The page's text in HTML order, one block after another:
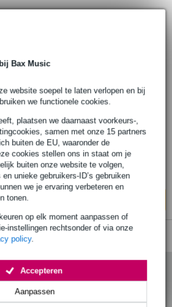
Bax Music
website soepel te laten verlopen en bij
we functionele cookies.
plaatsen we daarnaast voorkeurs-,
samen met onze 15 partners
buiten de EU, waaronder de
cookies stellen ons in staat om je
buiten onze website te volgen,
unieke gebruikers-ID’s gebruiken
we je ervaring verbeteren en
tonen.
op elk moment aanpassen of
instellingen rechtsonder of via onze
policy.
Aanpassen
Accepteren
- Miles Okazaki - Fundamentals
bij de leverancier
In mijn winkelwagen